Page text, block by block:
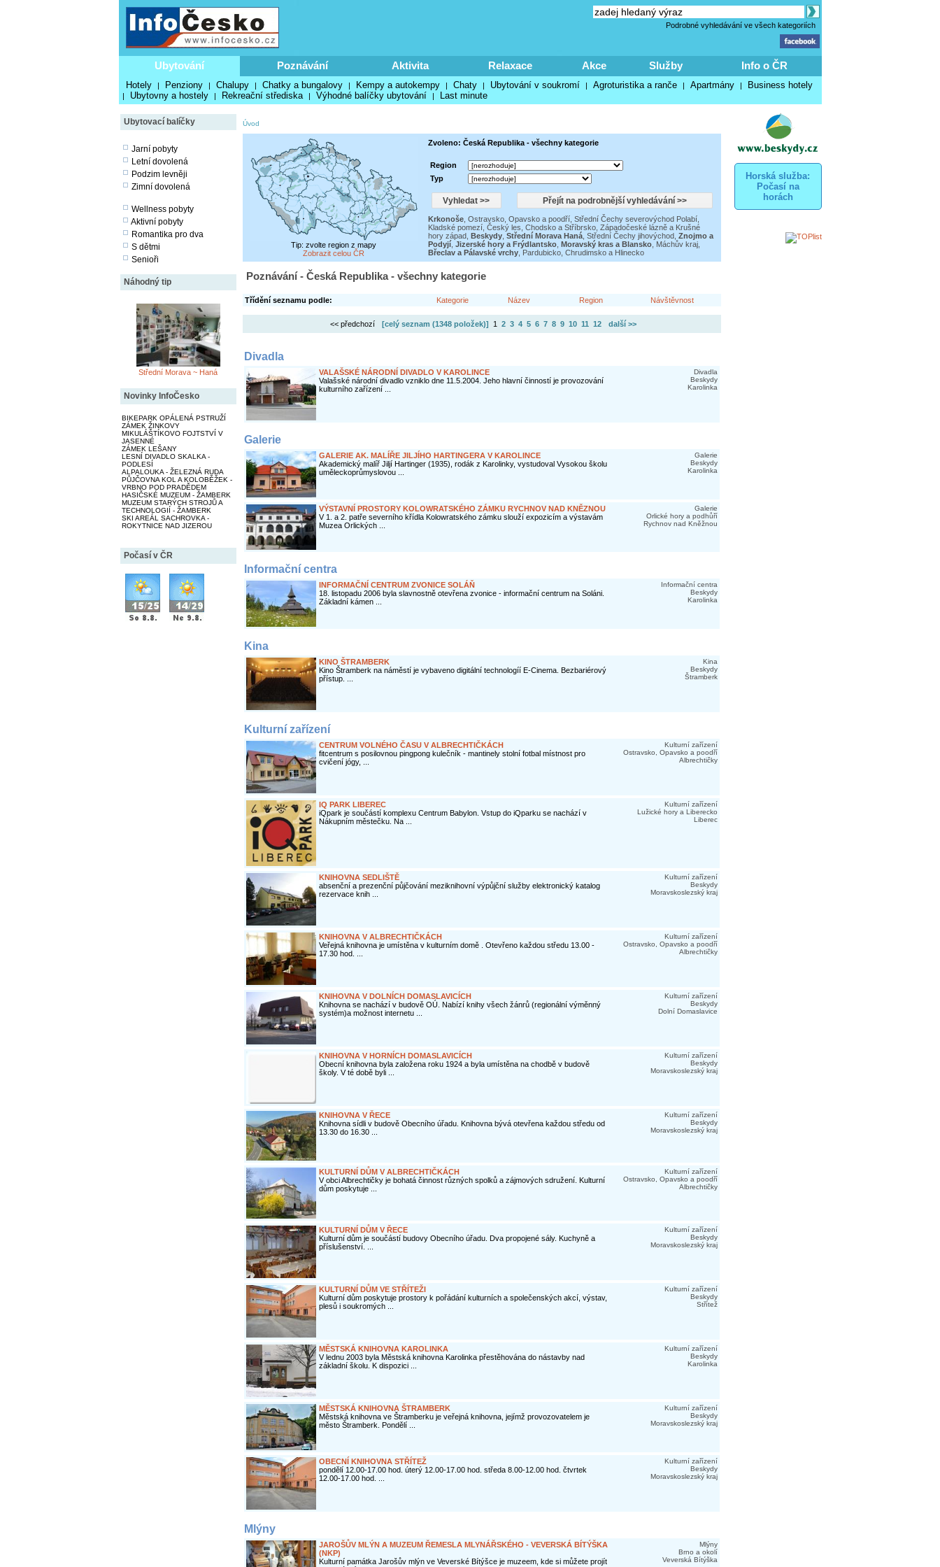
Podrobné vyhledávání ve všech kategoriích
Ubytování Poznávání Aktivita Relaxace Akce Služby Info o ČR
Hotely | Penziony | Chalupy | Chatky a bungalovy | Kempy a autokempy | Chaty | Ubytování v soukromí | Agroturistika a ranče | Apartmány | Business hotely
| Ubytovny a hostely | Rekreační střediska | Výhodné balíčky ubytování | Last minute
Horská služba:
Počasí na
horách
Ubytovací balíčky
Jarní pobyty
Letní dovolená
Podzim levněji
Zimní dovolená
Wellness pobyty
Aktivní pobyty
Romantika pro dva
S dětmi
Senioři
Náhodný tip
Střední Morava ~ Haná
Novinky InfoČesko
BIKEPARK OPÁLENÁ PSTRUŽÍ
ZÁMEK ŽINKOVY
MIKULÁŠTÍKOVO FOJTSTVÍ V
JASENNÉ
ZÁMEK LEŠANY
LESNÍ DIVADLO SKALKA -
PODLESÍ
ALPALOUKA - ŽELEZNÁ RUDA
PŮJČOVNA KOL A KOLOBĚŽEK -
VRBNO POD PRADĚDEM
HASIČSKÉ MUZEUM - ŽAMBERK
MUZEUM STARÝCH STROJŮ A
TECHNOLOGIÍ - ŽAMBERK
SKI AREÁL SACHROVKA -
ROKYTNICE NAD JIZEROU
Počasí v ČR
Úvod
Tip: zvolte region z mapy
Zobrazit celou ČR
Zvoleno: Česká Republika - všechny kategorie
Region
Typ
Krkonoše, Ostravsko, Opavsko a poodří, Střední Čechy severovýchod Polabí,
Kladské pomezí, Český les, Chodsko a Stříbrsko, Západočeské lázně a Krušné
hory západ, Beskydy, Střední Morava Haná, Střední Čechy jihovýchod, Znojmo a
Podyjí, Jizerské hory a Frýdlantsko, Moravský kras a Blansko, Máchův kraj,
Břeclav a Pálavské vrchy, Pardubicko, Chrudimsko a Hlinecko
Poznávání - Česká Republika - všechny kategorie
Třídění seznamu podle: Kategorie Název Region Návštěvnost
<< předchozí [celý seznam (1348 položek)] 1 2 3 4 5 6 7 8 9 10 11 12 další >>
Divadla
VALAŠSKÉ NÁRODNÍ DIVADLO V KAROLINCE
Valašské národní divadlo vzniklo dne 11.5.2004. Jeho hlavní činností je provozování
kulturního zařízení ...
Divadla
Beskydy
Karolinka
Galerie
GALERIE AK. MALÍŘE JILJÍHO HARTINGERA V KAROLINCE
Akademický malíř Jiljí Hartinger (1935), rodák z Karolinky, vystudoval Vysokou školu
uměleckoprůmyslovou ...
Galerie
Beskydy
Karolinka
VÝSTAVNÍ PROSTORY KOLOWRATSKÉHO ZÁMKU RYCHNOV NAD KNĚZNOU
V 1. a 2. patře severního křídla Kolowratského zámku slouží expozicím a výstavám
Muzea Orlických ...
Galerie
Orlické hory a podhůří
Rychnov nad Kněžnou
Informační centra
INFORMAČNÍ CENTRUM ZVONICE SOLÁŇ
18. listopadu 2006 byla slavnostně otevřena zvonice - informační centrum na Soláni.
Základní kámen ...
Informační centra
Beskydy
Karolinka
Kina
KINO ŠTRAMBERK
Kino Štramberk na náměstí je vybaveno digitální technologíí E-Cinema. Bezbariérový
přístup. ...
Kina
Beskydy
Štramberk
Kulturní zařízení
CENTRUM VOLNÉHO ČASU V ALBRECHTIČKÁCH
fitcentrum s posilovnou pingpong kulečník - mantinely stolní fotbal místnost pro
cvičení jógy, ...
Kulturní zařízení
Ostravsko, Opavsko a poodří
Albrechtičky
IQ PARK LIBEREC
iQpark je součástí komplexu Centrum Babylon. Vstup do iQparku se nachází v
Nákupním městečku. Na ...
Kulturní zařízení
Lužické hory a Liberecko
Liberec
KNIHOVNA SEDLIŠTĚ
absenční a prezenční půjčování meziknihovní výpůjční služby elektronický katalog
rezervace knih ...
Kulturní zařízení
Beskydy
Moravskoslezský kraj
KNIHOVNA V ALBRECHTIČKÁCH
Veřejná knihovna je umístěna v kulturním domě . Otevřeno každou středu 13.00 -
17.30 hod. ...
Kulturní zařízení
Ostravsko, Opavsko a poodří
Albrechtičky
KNIHOVNA V DOLNÍCH DOMASLAVICÍCH
Knihovna se nachází v budově OÚ. Nabízí knihy všech žánrů (regionální výměnný
systém)a možnost internetu ...
Kulturní zařízení
Beskydy
Dolní Domaslavice
KNIHOVNA V HORNÍCH DOMASLAVICÍCH
Obecní knihovna byla založena roku 1924 a byla umístěna na chodbě v budově
školy. V té době byli ...
Kulturní zařízení
Beskydy
Moravskoslezský kraj
KNIHOVNA V ŘECE
Knihovna sídli v budově Obecního úřadu. Knihovna bývá otevřena každou středu od
13.30 do 16.30 ...
Kulturní zařízení
Beskydy
Moravskoslezský kraj
KULTURNÍ DŮM V ALBRECHTIČKÁCH
V obci Albrechtičky je bohatá činnost různých spolků a zájmových sdružení. Kulturní
dům poskytuje ...
Kulturní zařízení
Ostravsko, Opavsko a poodří
Albrechtičky
KULTURNÍ DŮM V ŘECE
Kulturní dům je součástí budovy Obecního úřadu. Dva propojené sály. Kuchyně a
příslušenství. ...
Kulturní zařízení
Beskydy
Moravskoslezský kraj
KULTURNÍ DŮM VE STŘÍTEŽI
Kulturní dům poskytuje prostory k pořádání kulturních a společenských akcí, výstav,
plesů i soukromých ...
Kulturní zařízení
Beskydy
Střítež
MĚSTSKÁ KNIHOVNA KAROLINKA
V lednu 2003 byla Městská knihovna Karolinka přestěhována do nástavby nad
základní školu. K dispozici ...
Kulturní zařízení
Beskydy
Karolinka
MĚSTSKÁ KNIHOVNA ŠTRAMBERK
Městská knihovna ve Štramberku je veřejná knihovna, jejímž provozovatelem je
město Štramberk. Pondělí ...
Kulturní zařízení
Beskydy
Moravskoslezský kraj
OBECNÍ KNIHOVNA STŘÍTEŽ
pondělí 12.00-17.00 hod. úterý 12.00-17.00 hod. středa 8.00-12.00 hod. čtvrtek
12.00-17.00 hod. ...
Kulturní zařízení
Beskydy
Moravskoslezský kraj
Mlýny
JAROŠŮV MLÝN A MUZEUM ŘEMESLA MLYNÁŘSKÉHO - VEVERSKÁ BÍTÝŠKA
(NKP)
Kulturní památka Jarošův mlýn ve Veverské Bítýšce je muzeem, kde si můžete projít
Mlýny
Brno a okolí
Veverská Bítýška